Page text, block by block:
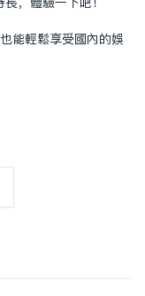
能轻松享受国内的娱